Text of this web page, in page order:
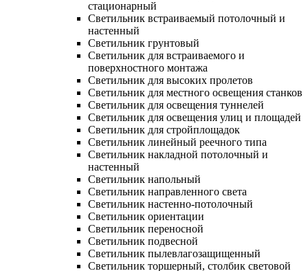
стационарный
Светильник встраиваемый потолочный и
настенный
Светильник грунтовый
Светильник для встраиваемого и
поверхностного монтажа
Светильник для высоких пролетов
Светильник для местного освещения станков
Светильник для освещения туннелей
Светильник для освещения улиц и площадей
Светильник для стройплощадок
Светильник линейный реечного типа
Светильник накладной потолочный и
настенный
Светильник напольный
Светильник направленного света
Светильник настенно-потолочный
Светильник ориентации
Светильник переносной
Светильник подвесной
Светильник пылевлагозащищенный
Светильник торшерный, столбик световой